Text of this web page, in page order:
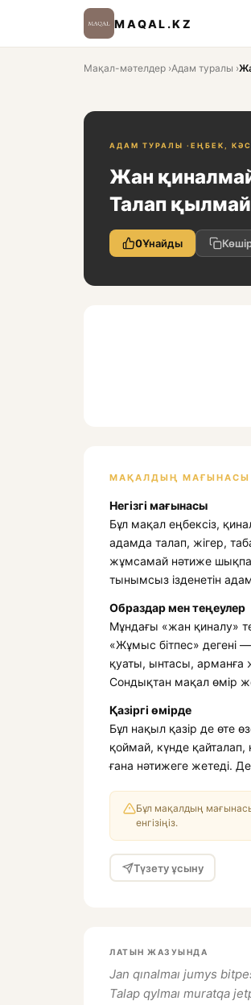
MAQAL.KZ
Мақал-мәтелдер ›Адам туралы ›
АДАМ ТУРАЛЫ · ЕҢБЕК,
Жан
Талап
0Ұнайды
МАҚАЛДЫҢ МАҒЫНАСЫ
Негізгі мағынасы
Бұл мақал еңбексіз,
адамда талап, жігер,
жұмсамай нәтиже
тынымсыз ізденетін
Образдар мен теңеулер
Мұндағы «жан қиналу»
«Жұмыс бітпес» дегені
қуаты, ынтасы, арманға
Сондықтан мақал өмір
Қазіргі өмірде
Бұл нақыл қазір де өте
қоймай, күнде
ғана нәтижеге жетеді.
Бұл мақалдың
енгізіңіз.
Түзету ұсыну
ЛАТЫН ЖАЗУЫНДА
Jan qınalmaı jumys
Talap qylmaı muratqa